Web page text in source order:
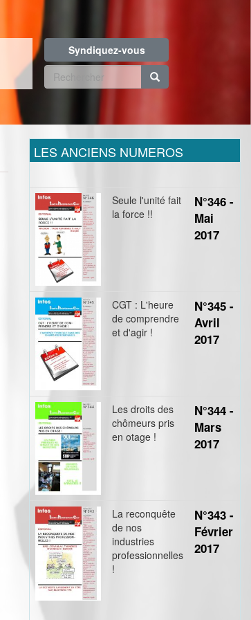
Syndiquez-vous
Formulaire
recherche
LES ANCIENS NUMEROS
Seule l'unité fait
la force !!
N°346 -
Mai
2017
CGT : L'heure
de comprendre
et d'agir !
N°345 -
Avril
2017
Les droits des
chômeurs pris
en otage !
N°344 -
Mars
2017
La reconquête
de nos
industries
professionnelles
!
N°343 -
Février
2017